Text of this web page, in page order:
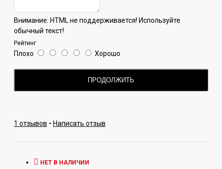
Внимание: HTML не поддерживается! Используйте
обычный текст!
Рейтинг
Плохо Хорошо
ПРОДОЛЖИТЬ
1 отзывов - Написать отзыв
НЕТ В НАЛИЧИИ